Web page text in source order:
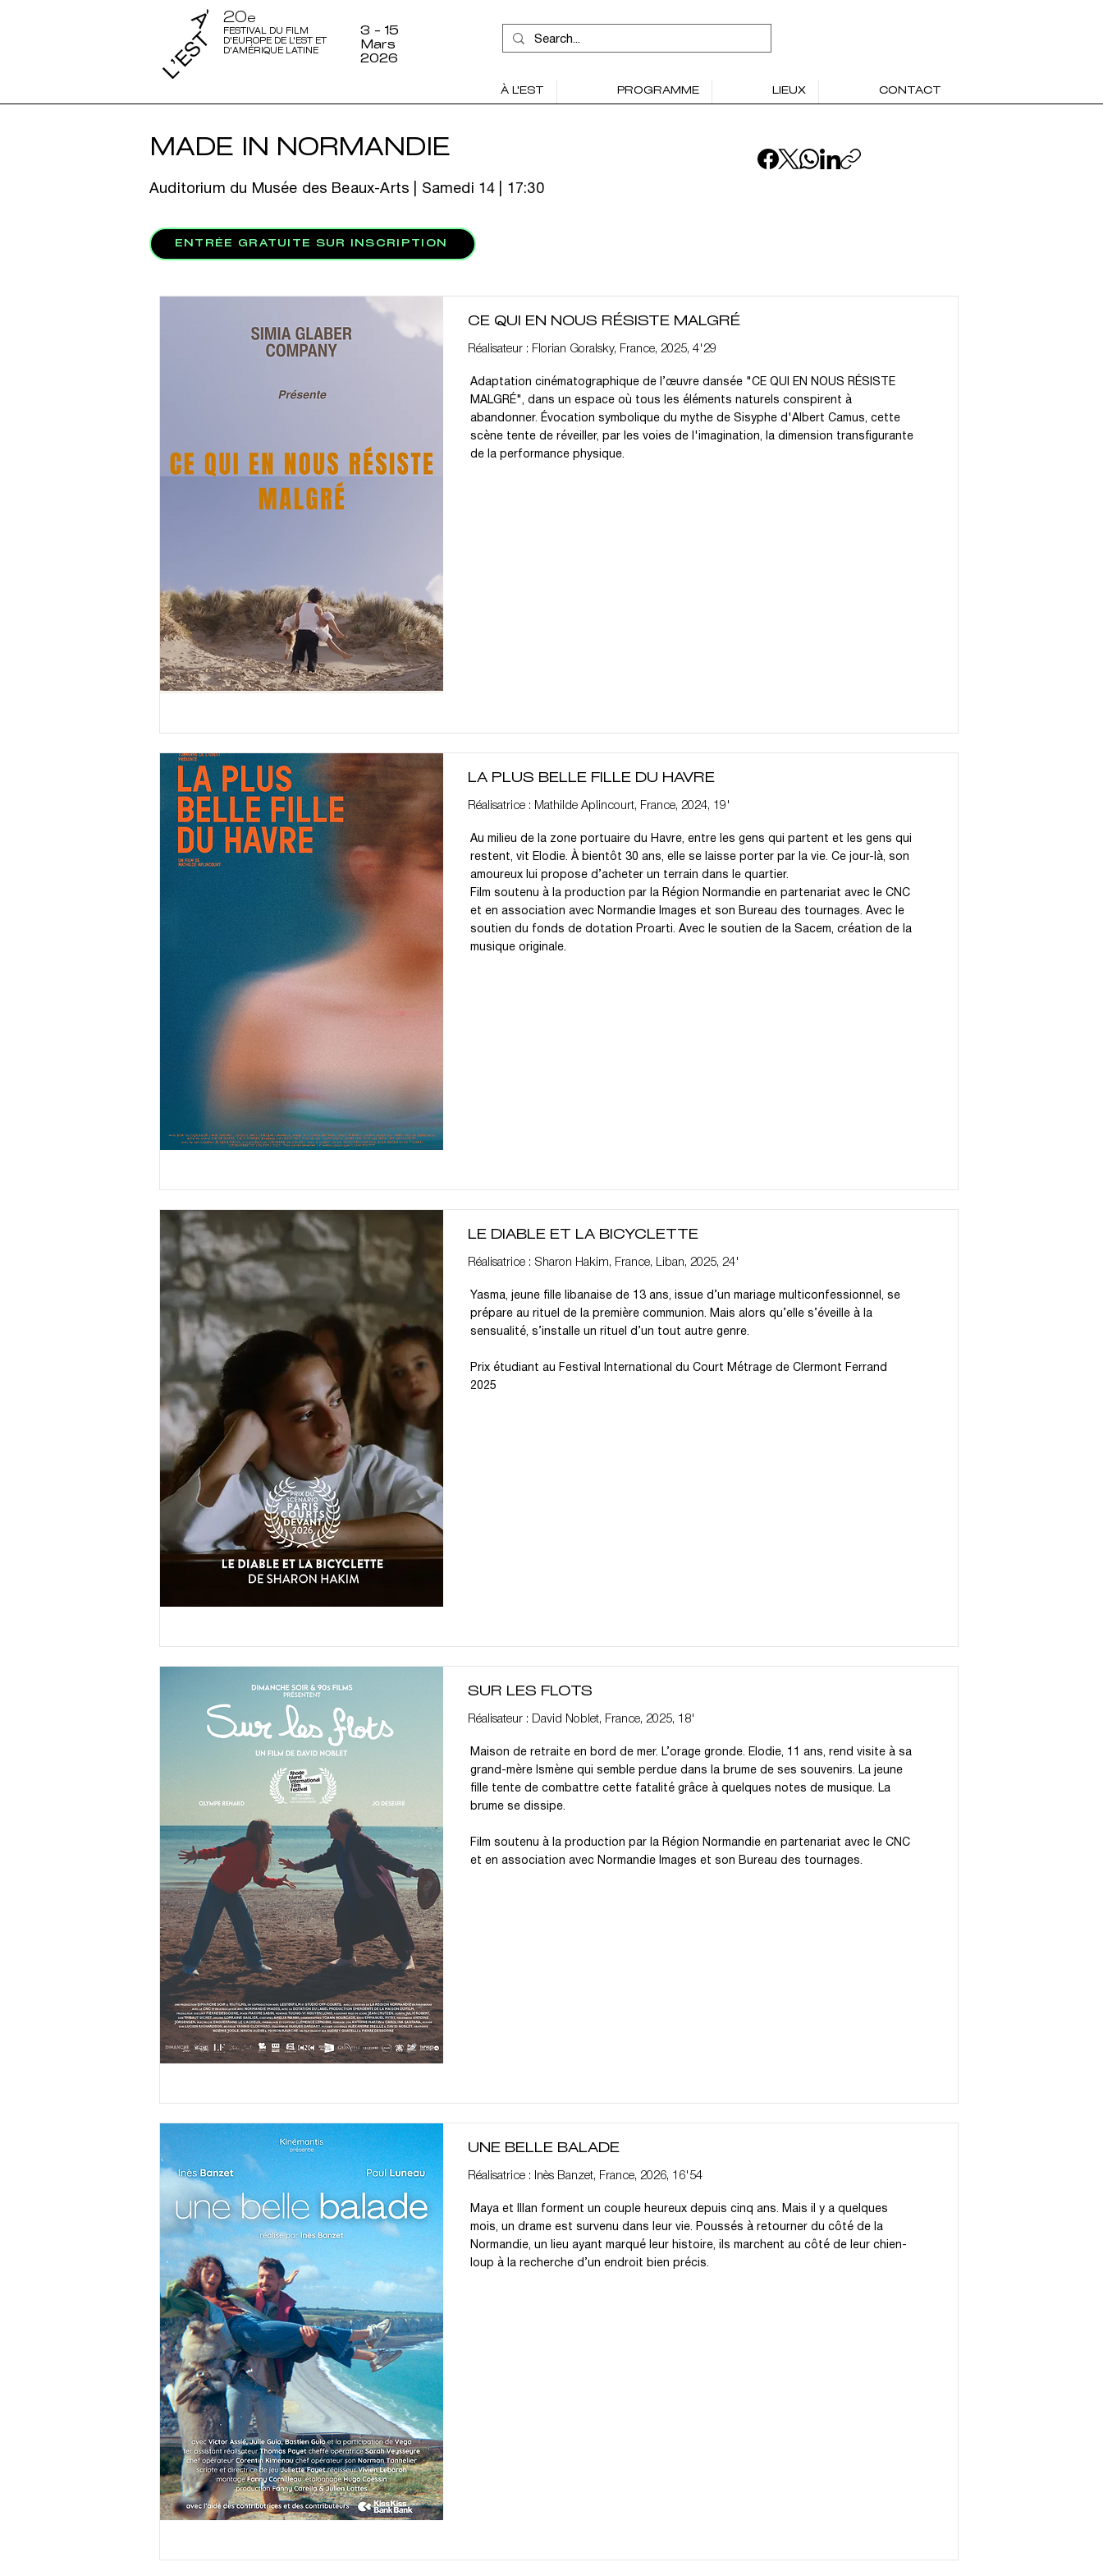
20e
FESTIVAL DU FILM
D'EUROPE DE L'EST ET
D'AMÉRIQUE LATINE
3 - 15
Mars
2026
À L'EST PROGRAMME LIEUX CONTACT
MADE IN NORMANDIE
Auditorium du Musée des Beaux-Arts | Samedi 14 | 17:30
ENTRÉE GRATUITE SUR INSCRIPTION
CE QUI EN NOUS RÉSISTE MALGRÉ
Réalisateur : Florian Goralsky, France, 2025, 4'29
Adaptation cinématographique de l’œuvre dansée "CE QUI EN NOUS RÉSISTE
MALGRÉ", dans un espace où tous les éléments naturels conspirent à
abandonner. Évocation symbolique du mythe de Sisyphe d'Albert Camus, cette
scène tente de réveiller, par les voies de l'imagination, la dimension transfigurante
de la performance physique.
LA PLUS BELLE FILLE DU HAVRE
Réalisatrice : Mathilde Aplincourt, France, 2024, 19'
Au milieu de la zone portuaire du Havre, entre les gens qui partent et les gens qui
restent, vit Elodie. À bientôt 30 ans, elle se laisse porter par la vie. Ce jour-là, son
amoureux lui propose d’acheter un terrain dans le quartier.
Film soutenu à la production par la Région Normandie en partenariat avec le CNC
et en association avec Normandie Images et son Bureau des tournages. Avec le
soutien du fonds de dotation Proarti. Avec le soutien de la Sacem, création de la
musique originale.
LE DIABLE ET LA BICYCLETTE
Réalisatrice : Sharon Hakim, France, Liban, 2025, 24'
Yasma, jeune fille libanaise de 13 ans, issue d’un mariage multiconfessionnel, se
prépare au rituel de la première communion. Mais alors qu’elle s’éveille à la
sensualité, s’installe un rituel d’un tout autre genre.
Prix étudiant au Festival International du Court Métrage de Clermont Ferrand
2025
SUR LES FLOTS
Réalisateur : David Noblet, France, 2025, 18'
Maison de retraite en bord de mer. L’orage gronde. Elodie, 11 ans, rend visite à sa
grand-mère Ismène qui semble perdue dans la brume de ses souvenirs. La jeune
fille tente de combattre cette fatalité grâce à quelques notes de musique. La
brume se dissipe.
Film soutenu à la production par la Région Normandie en partenariat avec le CNC
et en association avec Normandie Images et son Bureau des tournages.
UNE BELLE BALADE
Réalisatrice : Inès Banzet, France, 2026, 16'54
Maya et Illan forment un couple heureux depuis cinq ans. Mais il y a quelques
mois, un drame est survenu dans leur vie. Poussés à retourner du côté de la
Normandie, un lieu ayant marqué leur histoire, ils marchent au côté de leur chien-
loup à la recherche d’un endroit bien précis.